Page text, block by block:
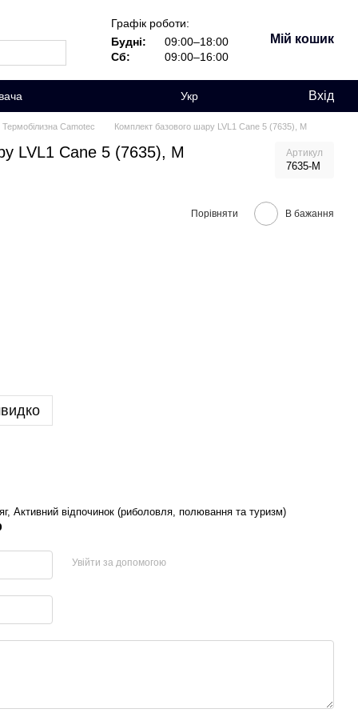
Графік роботи:
Будні:
09:00–18:00
Сб:
09:00–16:00
Мій кошик
Укр Вхід
Термобілизна Camotec Комплект базового шару LVL1 Cane 5 (7635), M
LVL1 Cane 5 (7635), M Артикул
7635-M
Порівняти В бажання
Активний відпочинок (риболовля, полювання та туризм)
Увійти за допомогою